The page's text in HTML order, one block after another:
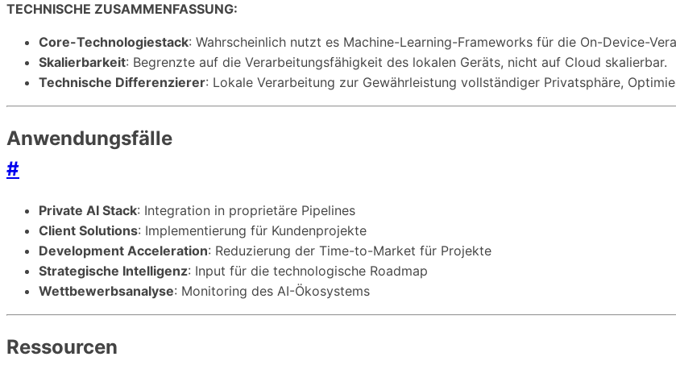
TECHNISCHE ZUSAMMENFASSUNG:
Core-Technologiestack: Wahrscheinlich nutzt es Machine-Learning-Frameworks für die On-Device-
Skalierbarkeit: Begrenzte auf die Verarbeitungsfähigkeit des lokalen Geräts, nicht auf Cloud skalierbar.
Technische Differenzierer: Lokale Verarbeitung zur Gewährleistung vollständiger Privatsphäre,
Anwendungsfälle
#
Private AI Stack: Integration in proprietäre Pipelines
Client Solutions: Implementierung für Kundenprojekte
Development Acceleration: Reduzierung der Time-to-Market für Projekte
Strategische Intelligenz: Input für die technologische Roadmap
Wettbewerbsanalyse: Monitoring des AI-Ökosystems
Ressourcen